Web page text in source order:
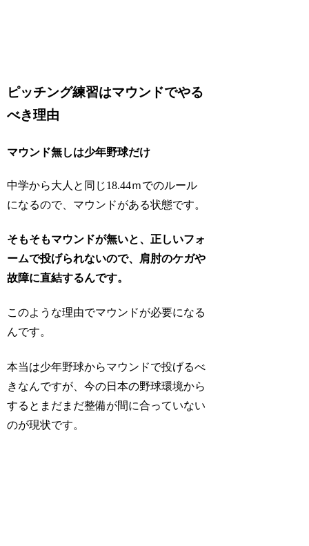
ピッチング練習はマウンドでやる
べき理由
マウンド無しは少年野球だけ
中学から大人と同じ18.44ｍでのルール
になるので、マウンドがある状態です。
そもそもマウンドが無いと、正しいフォ
ームで投げられないので、肩肘のケガや
故障に直結するんです。
このような理由でマウンドが必要になる
んです。
本当は少年野球からマウンドで投げるべ
きなんですが、今の日本の野球環境から
するとまだまだ整備が間に合っていない
のが現状です。